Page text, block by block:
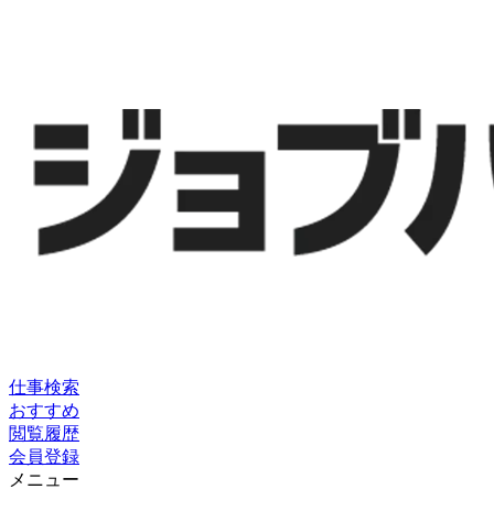
仕事検索
おすすめ
閲覧履歴
会員登録
メニュー